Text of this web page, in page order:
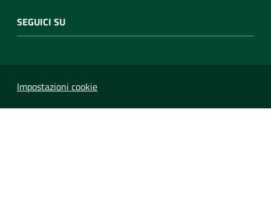
SEGUICI SU
Impostazioni cookie